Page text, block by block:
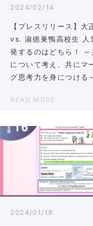
2024/02/14
【プレスリリース】大
vs. 淑徳巣鴨高校生 人
発するのはどちら！
について考え、共にマ
グ思考力を身につける
READ MORE
2024/01/18